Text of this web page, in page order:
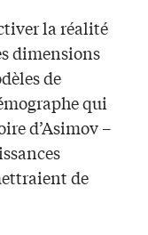
la réalité
dimensions
de
qui
d’Asimov –
de